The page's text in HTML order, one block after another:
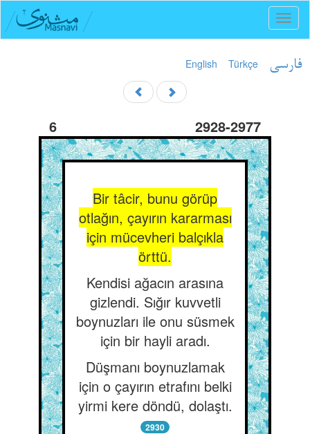
English Türkçe فارسی
6 2928-2977
Bir tâcir, bunu görüp
otlağın, çayırın kararması
için mücevheri balçıkla
örttü.
Kendisi ağacın arasına
gizlendi. Sığır kuvvetli
boynuzları ile onu süsmek
için bir hayli aradı.
Düşmanı boynuzlamak
için o çayırın etrafını belki
yirmi kere döndü, dolaştı.
2930